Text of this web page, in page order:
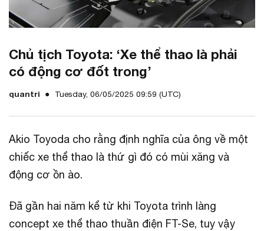
Chủ tịch Toyota: ‘Xe thể thao là phải
có động cơ đốt trong’
quantri Tuesday, 06/05/2025 09:59 (UTC)
Akio Toyoda cho rằng định nghĩa của ông về một
chiếc xe thể thao là thứ gì đó có mùi xăng và
động cơ ồn ào.
Đã gần hai năm kể từ khi Toyota trình làng
concept xe thể thao thuần điện FT-Se, tuy vậy